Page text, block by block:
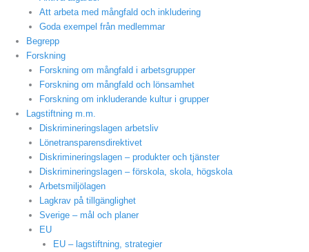
Att arbeta med mångfald och inkludering
Goda exempel från medlemmar
Begrepp
Forskning
Forskning om mångfald i arbetsgrupper
Forskning om mångfald och lönsamhet
Forskning om inkluderande kultur i grupper
Lagstiftning m.m.
Diskrimineringslagen arbetsliv
Lönetransparensdirektivet
Diskrimineringslagen – produkter och tjänster
Diskrimineringslagen – förskola, skola, högskola
Arbetsmiljölagen
Lagkrav på tillgänglighet
Sverige – mål och planer
EU
EU – lagstiftning, strategier